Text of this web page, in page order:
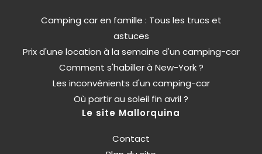
Camping car en famille : Tous les trucs et
astuces
Prix d'une location à la semaine d'un camping-car
Comment s'habiller à New-York ?
Les inconvénients d'un camping-car
Où partir au soleil fin avril ?
Le site Mallorquina
Contact